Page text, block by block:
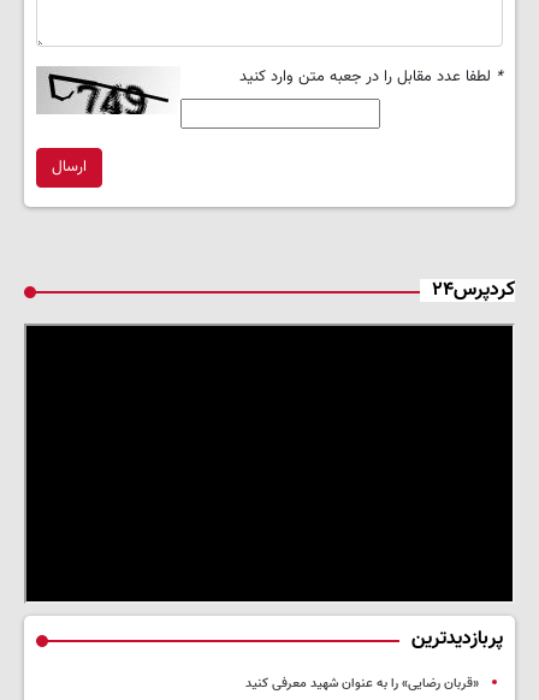
* لطفا عدد مقابل را در جعبه متن وارد کنید
ارسال
کردپرس۲۴
پربازدیدترین
«قربان رضایی» را به عنوان شهید معرفی کنید